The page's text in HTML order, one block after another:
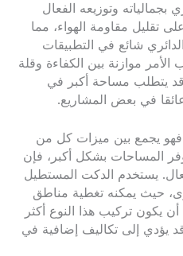
بجمالياته وتوزيعه الفعال
تقليل مقاومة الهواء، مما
شائع في التطبيقات
الأمر موازنة بين الكفاءة وقلة
قد يتطلب مساحة أكبر في
في بعض المشاريع.
فهو يجمع بين ميزات كل من
المساحات بشكل أكبر، فإن
يستخدم الدكت المستطيل
حيث يمكنه تغطية مناطق
يكون تركيب هذا النوع أكثر
قد يؤدي إلى تكاليف إضافية في